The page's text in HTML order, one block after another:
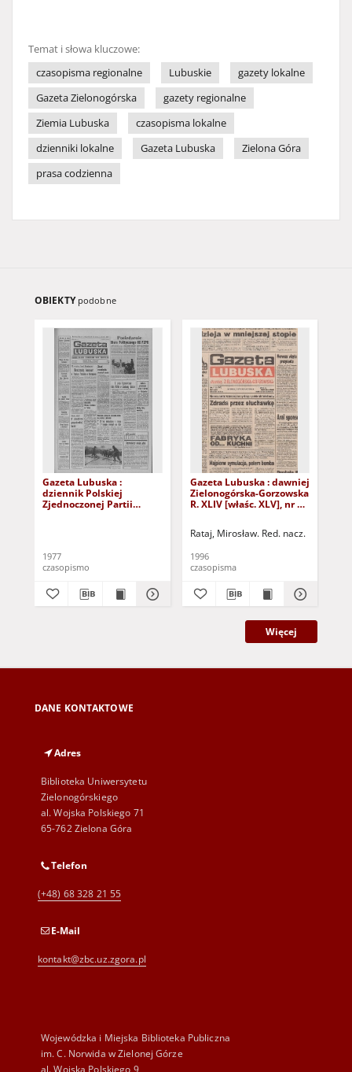
Temat i słowa kluczowe:
czasopisma regionalne
Lubuskie
gazety lokalne
Gazeta Zielonogórska
gazety regionalne
Ziemia Lubuska
czasopisma lokalne
dzienniki lokalne
Gazeta Lubuska
Zielona Góra
prasa codzienna
OBIEKTY podobne
Gazeta Lubuska :
dziennik Polskiej
Zjednoczonej Partii
1977
czasopismo
Gazeta Lubuska : dawniej
Zielonogórska-Gorzowska
R. XLIV [właśc. XLV], nr 52
Rataj, Mirosław. Red. nacz.
1996
czasopisma
Więcej
DANE KONTAKTOWE
Adres
Biblioteka Uniwersytetu
Zielonogórskiego
al. Wojska Polskiego 71
65-762 Zielona Góra
Telefon
(+48) 68 328 21 55
E-Mail
kontakt@zbc.uz.zgora.pl
Wojewódzka i Miejska Biblioteka Publiczna
im. C. Norwida w Zielonej Górze
al. Wojska Polskiego 9